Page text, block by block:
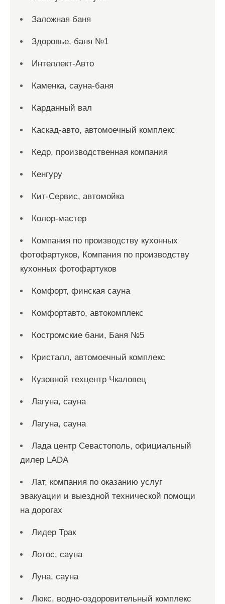
Заложная баня
Здоровье, баня №1
Интеллект-Авто
Каменка, сауна-баня
Карданный вал
Каскад-авто, автомоечный комплекс
Кедр, производственная компания
Кенгуру
Кит-Сервис, автомойка
Колор-мастер
Компания по производству кухонных
фотофартуков, Компания по производству
кухонных фотофартуков
Комфорт, финская сауна
Комфортавто, автокомплекс
Костромские бани, Баня №5
Кристалл, автомоечный комплекс
Кузовной техцентр Чкаловец
Лагуна, сауна
Лагуна, сауна
Лада центр Севастополь, официальный
дилер LADA
Лат, компания по оказанию услуг
эвакуации и выездной технической помощи
на дорогах
Лидер Трак
Лотос, сауна
Луна, сауна
Люкс, водно-оздоровительный комплекс